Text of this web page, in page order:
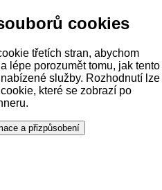
cookies
třetích stran, abychom
lépe porozumět tomu, jak tento
služby. Rozhodnutí lze
které se zobrazí po
a přizpůsobení